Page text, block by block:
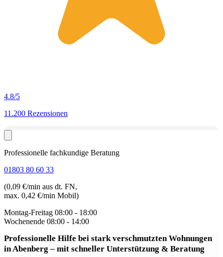
4.8/5
11.200 Rezensionen
Professionelle fachkundige Beratung
01803 80 60 33
(0,09 €/min aus dt. FN,
max. 0,42 €/min Mobil)
Montag-Freitag 08:00 - 18:00
Wochenende 08:00 - 14:00
Professionelle Hilfe bei stark verschmutzten Wohnungen
in Abenberg– mit schneller Unterstützung & Beratung